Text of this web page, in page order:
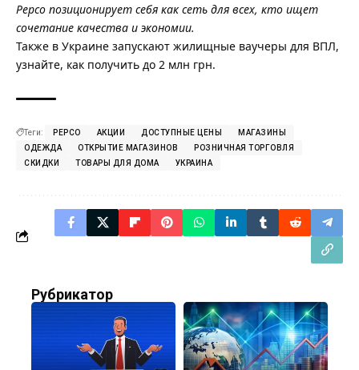
Pepco позиционирует себя как сеть для всех, кто ищет
сочетание качества и экономии.
Также в Украине запускают жилищные ваучеры для ВПЛ,
узнайте, как получить до 2 млн грн.
Теги: PEPCO АКЦИИ ДОСТУПНЫЕ ЦЕНЫ
МАГАЗИНЫ
ОДЕЖДА
ОТКРЫТИЕ МАГАЗИНОВ
РОЗНИЧНАЯ ТОРГОВЛЯ
СКИДКИ
ТОВАРЫ ДЛЯ ДОМА УКРАИНА
Рубрикатор